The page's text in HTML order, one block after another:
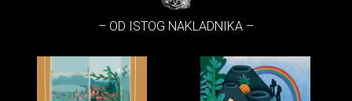
– OD ISTOG NAKLADNIKA –